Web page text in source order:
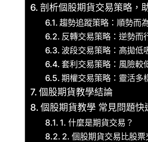
剖析個股期貨交易策略，
趨勢追蹤策略：順勢而
反轉交易策略：逆勢而
波段交易策略：高拋低
套利交易策略：風險較
期權交易策略：靈活多
個股期貨教學結論
個股期貨教學 常見問題快
1. 什麼是期貨交易？
2. 個股期貨交易比股票